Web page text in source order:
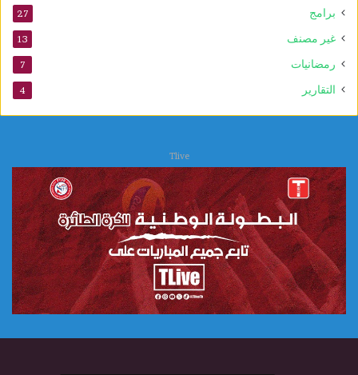
برامج 27
غير مصنف 13
رمضانيات 7
التقارير 4
Tlive